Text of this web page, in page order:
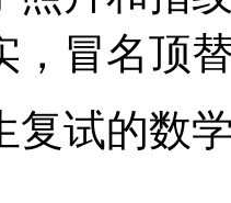
，冒名顶
复试的数